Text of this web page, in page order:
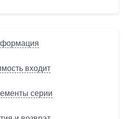
входит
серии